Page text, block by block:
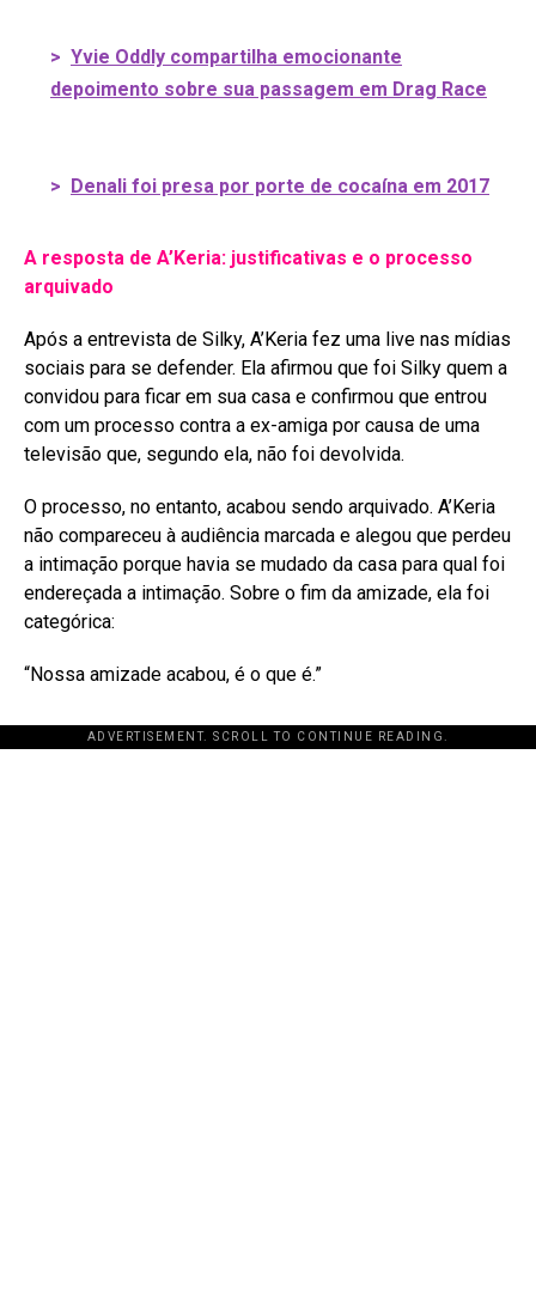
> Yvie Oddly compartilha emocionante
depoimento sobre sua passagem em Drag Race
> Denali foi presa por porte de cocaína em 2017
A resposta de A’Keria: justificativas e o processo
arquivado
Após a entrevista de Silky, A’Keria fez uma live nas mídias
sociais para se defender. Ela afirmou que foi Silky quem a
convidou para ficar em sua casa e confirmou que entrou
com um processo contra a ex-amiga por causa de uma
televisão que, segundo ela, não foi devolvida.
O processo, no entanto, acabou sendo arquivado. A’Keria
não compareceu à audiência marcada e alegou que perdeu
a intimação porque havia se mudado da casa para qual foi
endereçada a intimação. Sobre o fim da amizade, ela foi
categórica:
“Nossa amizade acabou, é o que é.”
ADVERTISEMENT. SCROLL TO CONTINUE READING.